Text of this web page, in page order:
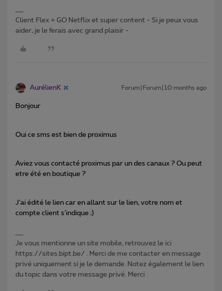
Client Flex + GO Netflix et super content - Si je peux vous
aider, je le ferais avec grand plaisir -
AurélienK Forum|Forum|10 months ago
Bonjour
Oui ce sms est bien de proximus
Aviez vous contacté proximus par un des canaux ? Ou peut
etre été en boutique ?
J’ai édité le lien car en allant sur le lien, votre nom et
compte client s’indique ;)
Je vous mentionne un site mobile, retrouvez le ici
https://sites.bipt.be/ . Merci de me contacter en message
privé uniquement si je le demande. Notez également le lien
du topic dans votre message privé. Merci